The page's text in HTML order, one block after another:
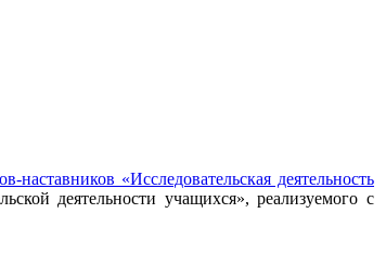
наставников «Исследовательская деятельность
деятельности учащихся», реализуемого с